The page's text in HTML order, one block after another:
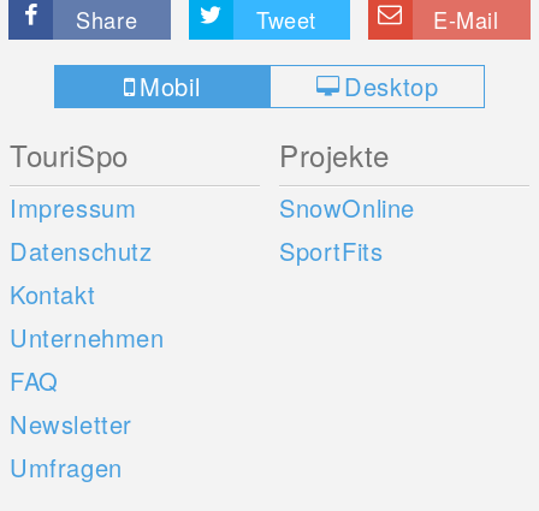
Share Tweet E-Mail
Mobil Desktop
TouriSpo
Impressum
Datenschutz
Kontakt
Unternehmen
FAQ
Newsletter
Umfragen
Projekte
SnowOnline
SportFits